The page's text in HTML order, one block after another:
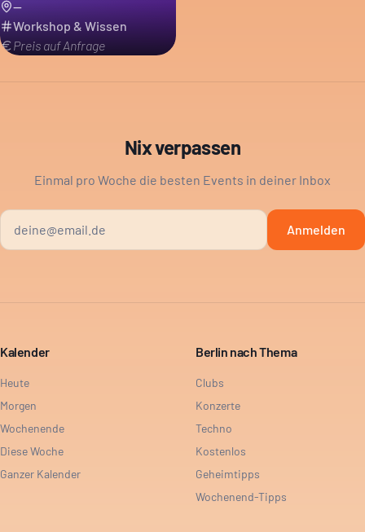
--
Workshop & Wissen
Preis auf Anfrage
Nix verpassen
Einmal pro Woche die besten Events in deiner Inbox
Anmelden
Kalender
Heute
Morgen
Wochenende
Diese Woche
Ganzer Kalender
Berlin nach Thema
Clubs
Konzerte
Techno
Kostenlos
Geheimtipps
Wochenend-Tipps